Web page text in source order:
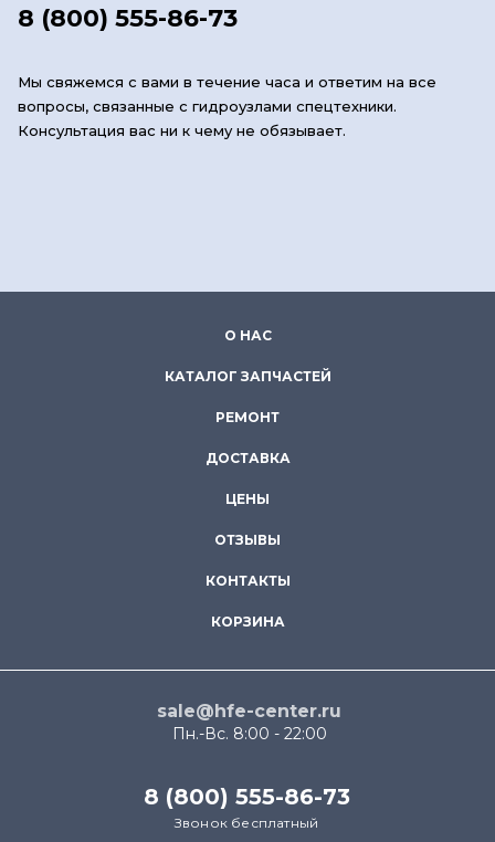
8 (800) 555-86-73
Мы свяжемся с вами в течение часа и ответим на все
вопросы, связанные с гидроузлами спецтехники.
Консультация вас ни к чему не обязывает.
О НАС
КАТАЛОГ ЗАПЧАСТЕЙ
РЕМОНТ
ДОСТАВКА
ЦЕНЫ
ОТЗЫВЫ
КОНТАКТЫ
КОРЗИНА
sale@hfe-center.ru
Пн.-Вс. 8:00 - 22:00
8 (800) 555-86-73
Звонок бесплатный